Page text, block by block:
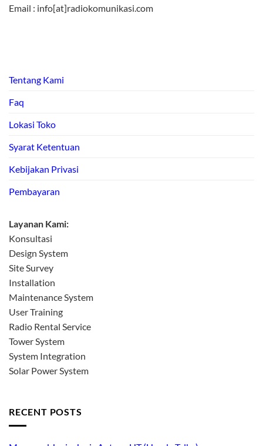
Email : info[at]radiokomunikasi.com
Tentang Kami
Faq
Lokasi Toko
Syarat Ketentuan
Kebijakan Privasi
Pembayaran
Layanan Kami:
Konsultasi
Design System
Site Survey
Installation
Maintenance System
User Training
Radio Rental Service
Tower System
System Integration
Solar Power System
RECENT POSTS